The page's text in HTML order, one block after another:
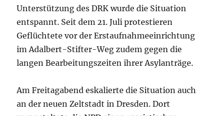
Unterstützung des DRK wurde die Situation
entspannt. Seit dem 21. Juli protestieren
Geflüchtete vor der Erstaufnahmeeinrichtung
im Adalbert-Stifter-Weg zudem gegen die
langen Bearbeitungszeiten ihrer Asylanträge.
Am Freitagabend eskalierte die Situation auch
an der neuen Zeltstadt in Dresden. Dort